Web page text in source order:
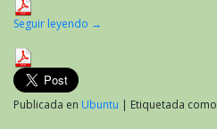
Seguir leyendo →
Publicada en Ubuntu | Etiquetada como